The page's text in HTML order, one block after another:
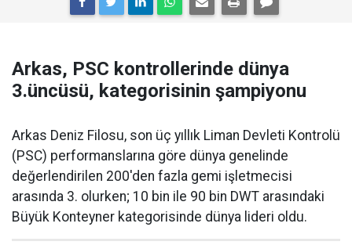
Arkas, PSC kontrollerinde dünya
3.üncüsü, kategorisinin şampiyonu
Arkas Deniz Filosu, son üç yıllık Liman Devleti Kontrolü
(PSC) performanslarına göre dünya genelinde
değerlendirilen 200'den fazla gemi işletmecisi
arasında 3. olurken; 10 bin ile 90 bin DWT arasındaki
Büyük Konteyner kategorisinde dünya lideri oldu.